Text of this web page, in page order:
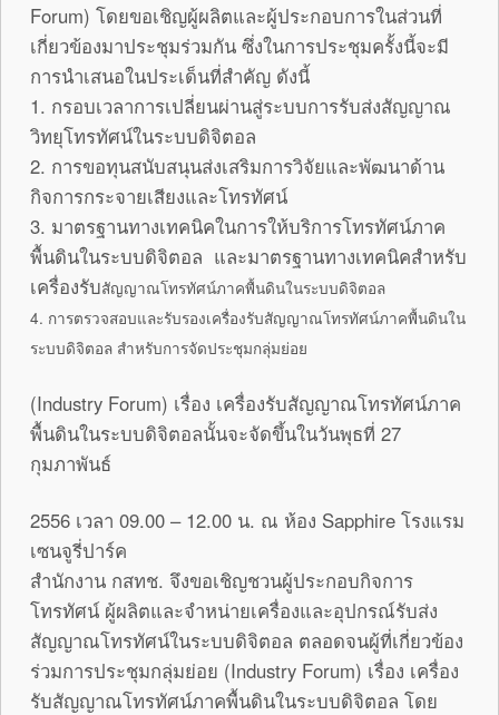
Forum) โดยขอเชิญผู้ผลิตและผู้ประกอบการในส่วนที่
เกี่ยวข้องมาประชุมร่วมกัน ซึ่งในการประชุมครั้งนี้จะมี
การนำเสนอในประเด็นที่สำคัญ ดังนี้
1. กรอบเวลาการเปลี่ยนผ่านสู่ระบบการรับส่งสัญญาณ
วิทยุโทรทัศน์ในระบบดิจิตอล
2. การขอทุนสนับสนุนส่งเสริมการวิจัยและพัฒนาด้าน
กิจการกระจายเสียงและโทรทัศน์
3. มาตรฐานทางเทคนิคในการให้บริการโทรทัศน์ภาค
พื้นดินในระบบดิจิตอล และมาตรฐานทางเทคนิคสำหรับ
เครื่องรับสัญญาณโทรทัศน์ภาคพื้นดินในระบบดิจิตอล
4. การตรวจสอบและรับรองเครื่องรับสัญญาณโทรทัศน์ภาคพื้นดินใน
ระบบดิจิตอล สำหรับการจัดประชุมกลุ่มย่อย
(Industry Forum) เรื่อง เครื่องรับสัญญาณโทรทัศน์ภาค
พื้นดินในระบบดิจิตอลนั้นจะจัดขึ้นในวันพุธที่ 27
กุมภาพันธ์
2556 เวลา 09.00 – 12.00 น. ณ ห้อง Sapphire โรงแรม
เซนจูรี่ปาร์ค
สำนักงาน กสทช. จึงขอเชิญชวนผู้ประกอบกิจการ
โทรทัศน์ ผู้ผลิตและจำหน่ายเครื่องและอุปกรณ์รับส่ง
สัญญาณโทรทัศน์ในระบบดิจิตอล ตลอดจนผู้ที่เกี่ยวข้อง
ร่วมการประชุมกลุ่มย่อย (Industry Forum) เรื่อง เครื่อง
รับสัญญาณโทรทัศน์ภาคพื้นดินในระบบดิจิตอล โดย